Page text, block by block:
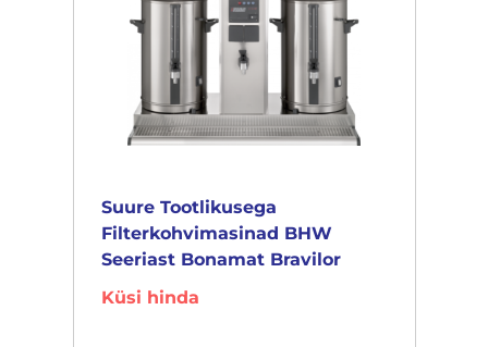
Suure Tootlikusega
Filterkohvimasinad BHW
Seeriast Bonamat Bravilor
Küsi hinda